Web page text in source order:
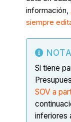
información,
siempre
Si tiene
SOV a
inferiores